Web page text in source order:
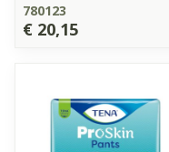
780123
€ 20,15